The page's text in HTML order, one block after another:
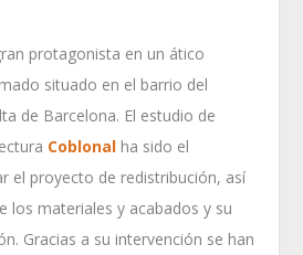
protagonista en un ático
situado en el barrio del
de Barcelona. El estudio de
Coblonal ha sido el
el proyecto de redistribución, así
los materiales y acabados y su
Gracias a su intervención se han